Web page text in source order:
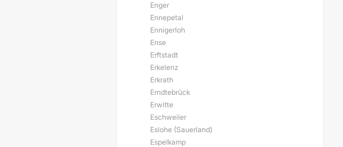
Enger
Ennepetal
Ennigerloh
Ense
Erftstadt
Erkelenz
Erkrath
Erndtebrück
Erwitte
Eschweiler
Eslohe (Sauerland)
Espelkamp